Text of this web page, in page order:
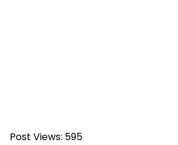
Post Views: 595